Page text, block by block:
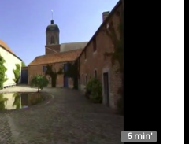
6 min'